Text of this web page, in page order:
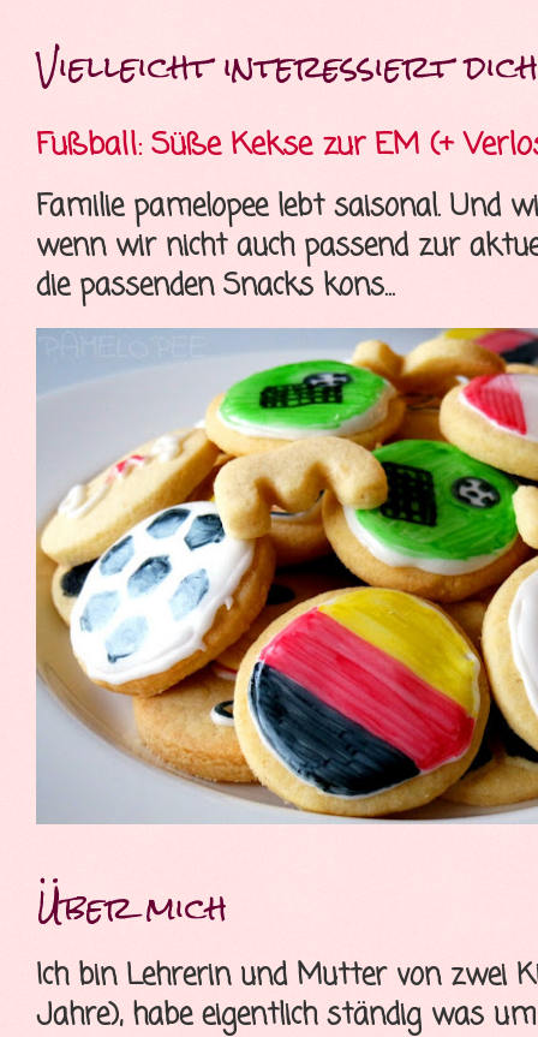
Vielleicht interessiert dich
Fußball: Süße Kekse zur EM (+
Familie pamelopee lebt saisonal. Und
wenn wir nicht auch passend zur
die passenden Snacks kons...
Über mich
Ich bin Lehrerin und Mutter von zwei
Jahre), habe eigentlich ständig was